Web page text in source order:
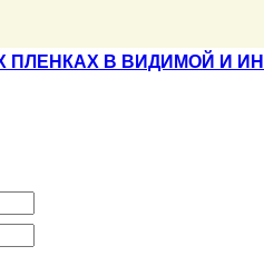
В ВИДИМОЙ И